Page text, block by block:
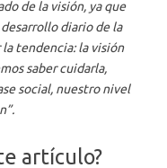
de la visión, ya que
diario de la
tendencia: la visión
saber cuidarla,
social, nuestro nivel
artículo?